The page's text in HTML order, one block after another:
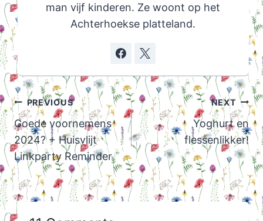
man vijf kinderen. Ze woont op het
Achterhoekse platteland.
Post
navigation
PREVIOUS
Goede voornemens
2024? + Huisvlijt
Linkparty Reminder
NEXT
Yoghurt en
flessenlikker!